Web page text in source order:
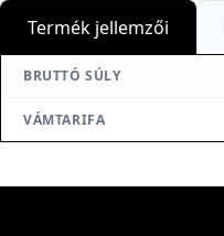
Termék jellemzői
BRUTTÓ SÚLY
VÁMTARIFA